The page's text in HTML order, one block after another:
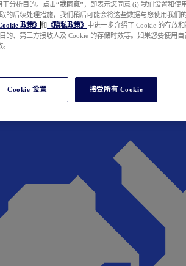
于分析目的。点击“我同意” ，即表示您同意 (i) 我们设置和使
的后续处理措施，我们稍后可能会将这些数据与您使用我们
政策》 和 《隐私政策》 中进一步介绍了 Cookie 的存放和
的、第三方接收人及 Cookie 的存储时效等。如果您要使用
Cookie 设置 接受所有 Cookie